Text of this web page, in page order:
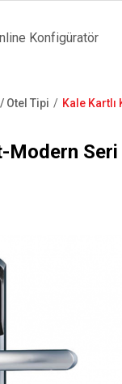
Konfigüratör
Otel Tipi Kale
Modern Seri